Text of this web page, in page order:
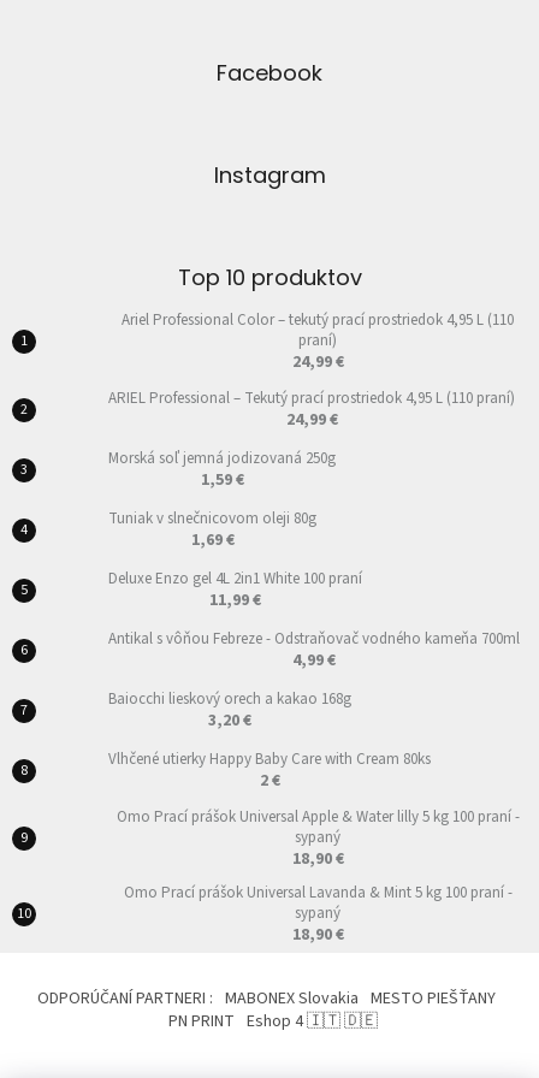
Facebook
Instagram
Top 10 produktov
Ariel Professional Color – tekutý prací prostriedok 4,95 L (110
praní)
24,99 €
ARIEL Professional – Tekutý prací prostriedok 4,95 L (110 praní)
24,99 €
Morská soľ jemná jodizovaná 250g
1,59 €
Tuniak v slnečnicovom oleji 80g
1,69 €
Deluxe Enzo gel 4L 2in1 White 100 praní
11,99 €
Antikal s vôňou Febreze - Odstraňovač vodného kameňa 700ml
4,99 €
Baiocchi lieskový orech a kakao 168g
3,20 €
Vlhčené utierky Happy Baby Care with Cream 80ks
2 €
Omo Prací prášok Universal Apple & Water lilly 5 kg 100 praní -
sypaný
18,90 €
Omo Prací prášok Universal Lavanda & Mint 5 kg 100 praní -
sypaný
18,90 €
ODPORÚČANÍ PARTNERI : MABONEX Slovakia MESTO PIEŠŤANY
PN PRINT Eshop 4 🇮🇹 🇩🇪